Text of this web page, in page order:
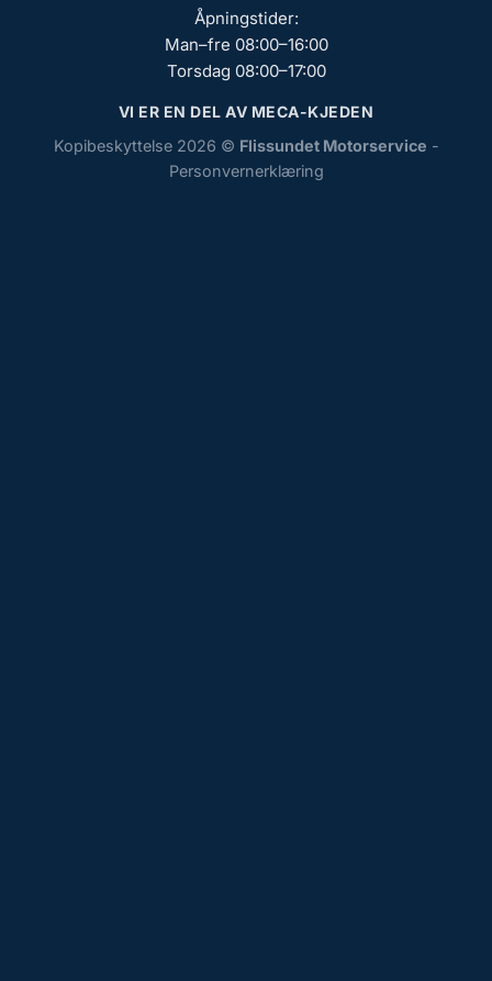
Åpningstider:
Man–fre 08:00–16:00
Torsdag 08:00–17:00
VI ER EN DEL AV MECA-KJEDEN
Kopibeskyttelse 2026 © Flissundet Motorservice -
Personvernerklæring